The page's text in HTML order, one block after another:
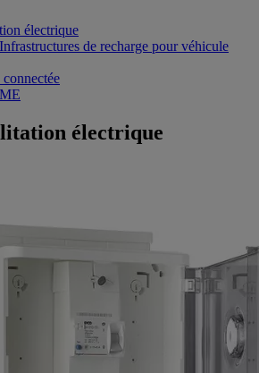
électrique
de recharge pour véhicule
électrique